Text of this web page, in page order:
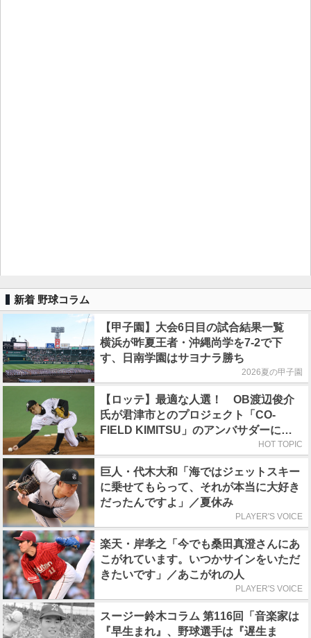
新着 野球コラム
【甲子園】大会6日目の試合結果一覧
横浜が昨夏王者・沖縄尚学を7-2で下
す、日南学園はサヨナラ勝ち
2026夏の甲子園
【ロッテ】最適な人選！ OB渡辺俊介
氏が君津市とのプロジェクト「CO-
FIELD KIMITSU」のアンバサダーに就
HOT TOPIC
巨人・代木大和「海ではジェットスキー
に乗せてもらって、それが本当に大好き
だったんですよ」／夏休み
PLAYER'S VOICE
楽天・岸孝之「今でも桑田真澄さんにあ
こがれています。いつかサインをいただ
きたいです」／あこがれの人
PLAYER'S VOICE
スージー鈴木コラム 第116回「音楽家は
『早生まれ』、野球選手は『遅生ま